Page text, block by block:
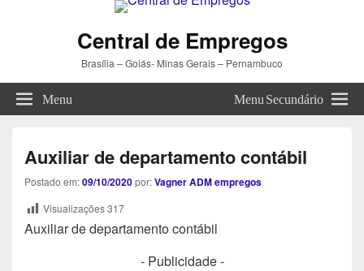
Central de Empregos
Brasília – Goiás- Minas Gerais – Pernambuco
Menu Menu Secundário
Auxiliar de departamento contábil
Postado em:09/10/2020por:Vagner ADM empregos
Visualizações317
Auxiliar de departamento contábil
- Publicidade -